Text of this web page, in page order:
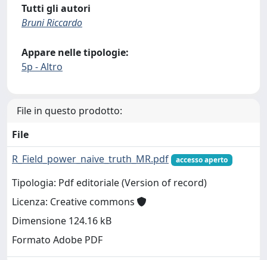
Tutti gli autori
Bruni Riccardo
Appare nelle tipologie:
5p - Altro
File in questo prodotto:
File
R_Field_power_naive_truth_MR.pdf
accesso aperto
Tipologia: Pdf editoriale (Version of record)
Licenza: Creative commons
Dimensione 124.16 kB
Formato Adobe PDF